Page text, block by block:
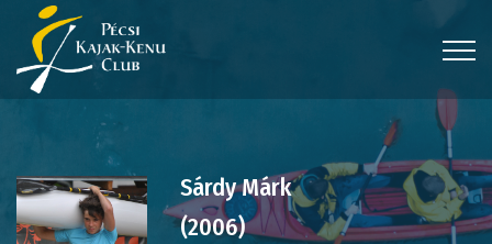
Sárdy Márk
(2006)